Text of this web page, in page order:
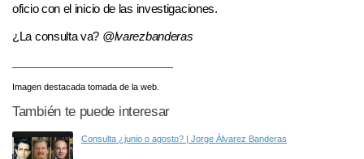
oficio con el inicio de las investigaciones.
¿La consulta va? @lvarezbanderas
Imagen destacada tomada de la web.
También te puede interesar
Consulta ¿junio o agosto? | Jorge Álvarez Banderas